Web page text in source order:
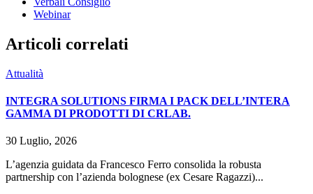
Webinar
Articoli correlati
Attualità
INTEGRA SOLUTIONS FIRMA I PACK DELL’INTERA
GAMMA DI PRODOTTI DI CRLAB.
30 Luglio, 2026
L’agenzia guidata da Francesco Ferro consolida la robusta
partnership con l’azienda bolognese (ex Cesare Ragazzi)...